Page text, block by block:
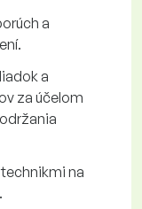
a
a
za účelom
na